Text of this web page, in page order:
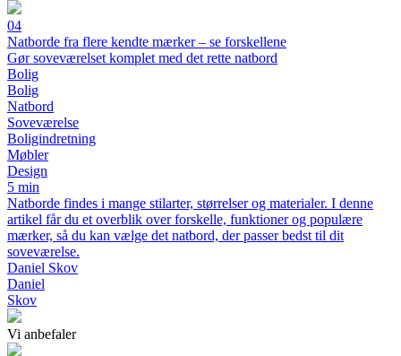
04
Natborde fra flere kendte mærker – se forskellene
Gør soveværelset komplet med det rette natbord
Bolig
Bolig
Natbord
Soveværelse
Boligindretning
Møbler
Design
5 min
Natborde findes i mange stilarter, størrelser og materialer. I denne
artikel får du et overblik over forskelle, funktioner og populære
mærker, så du kan vælge det natbord, der passer bedst til dit
soveværelse.
Daniel Skov
Daniel
Skov
Vi anbefaler